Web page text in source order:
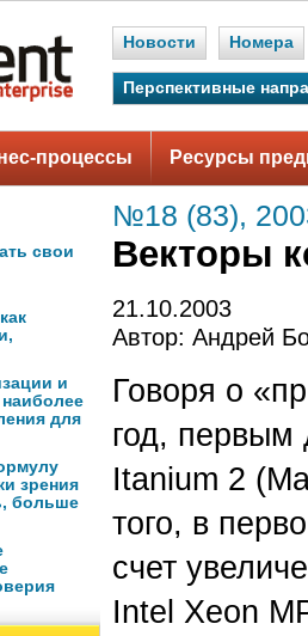
Новости Номера
Перспективные
процессы Ресурсы
свои
и
для
зрения
больше
№18 (83),
Векторы
21.10.2003
Автор: Андрей
Говоря о
год, первым
Itanium 2
того, в
счет
Intel Xeon